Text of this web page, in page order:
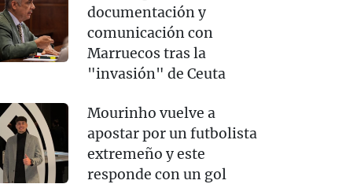
documentación y
comunicación con
Marruecos tras la
"invasión" de Ceuta
Mourinho vuelve a
apostar por un futbolista
extremeño y este
responde con un gol